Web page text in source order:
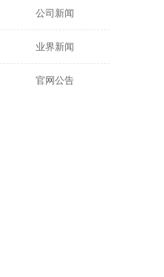
公司新闻
业界新闻
官网公告